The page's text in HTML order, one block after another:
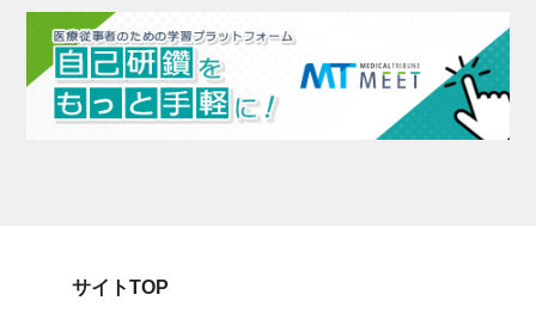
サイトTOP